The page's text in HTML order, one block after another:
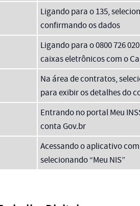
Ligando para o 135,
confirmando os dados
Ligando para o 0800 726
caixas eletrônicos com o
Na área de contratos,
para exibir os detalhes do
Entrando no portal Meu
conta Gov.br
Acessando o aplicativo com
selecionando “Meu NIS”